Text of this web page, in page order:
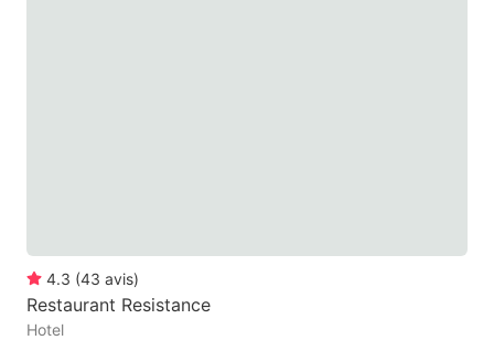
4.3 (43 avis)
Restaurant Resistance
Hotel